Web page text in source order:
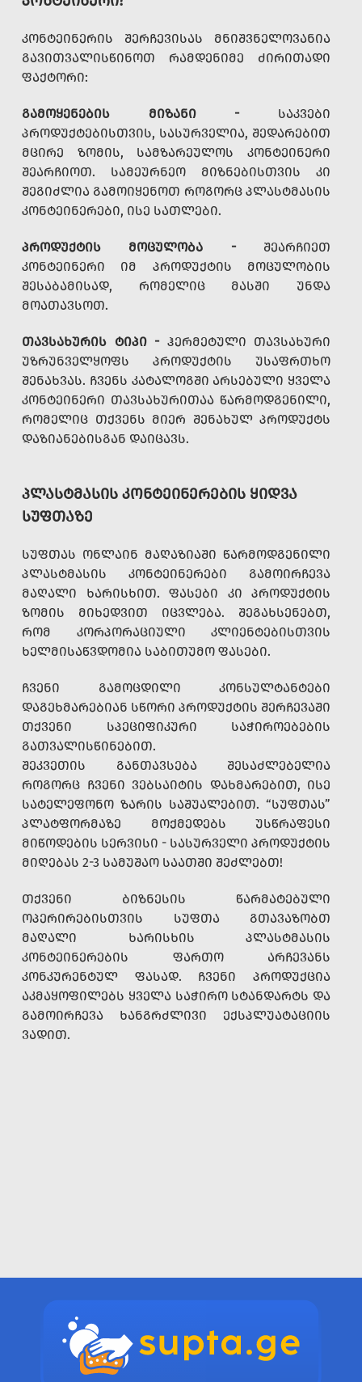
ᲙᲝᲜᲢᲔᲘᲜᲔᲠᲘᲡ ᲨᲔᲠᲩᲔᲕᲘᲡᲐᲡ ᲛᲜᲘᲨᲕᲜᲔᲚᲝᲕᲐᲜᲘᲐ
ᲒᲐᲕᲘᲗᲕᲐᲚᲘᲡᲬᲘᲜᲝᲗ ᲠᲐᲛᲓᲔᲜᲘᲛᲔ ᲫᲘᲠᲘᲗᲐᲓᲘ
ᲤᲐᲥᲢᲝᲠᲘ:
ᲒᲐᲛᲝᲧᲔᲜᲔᲑᲘᲡ ᲛᲘᲖᲐᲜᲘ - ᲡᲐᲙᲕᲔᲑᲘ
ᲞᲠᲝᲓᲣᲥᲢᲔᲑᲘᲡᲗᲕᲘᲡ, ᲡᲐᲡᲣᲠᲕᲔᲚᲘᲐ, ᲨᲔᲓᲐᲠᲔᲑᲘᲗ
ᲛᲪᲘᲠᲔ ᲖᲝᲛᲘᲡ, ᲡᲐᲛᲖᲐᲠᲔᲣᲚᲝᲡ ᲙᲝᲜᲢᲔᲘᲜᲔᲠᲘ
ᲨᲔᲐᲠᲩᲘᲝᲗ. ᲡᲐᲛᲔᲣᲠᲜᲔᲝ ᲛᲘᲖᲜᲔᲑᲘᲡᲗᲕᲘᲡ ᲙᲘ
ᲨᲔᲒᲘᲫᲚᲘᲐ ᲒᲐᲛᲝᲘᲧᲔᲜᲝᲗ ᲠᲝᲒᲝᲠᲪ ᲞᲚᲐᲡᲢᲛᲐᲡᲘᲡ
ᲙᲝᲜᲢᲔᲘᲜᲔᲠᲔᲑᲘ, ᲘᲡᲔ ᲡᲐᲗᲚᲔᲑᲘ.
ᲞᲠᲝᲓᲣᲥᲢᲘᲡ ᲛᲝᲪᲣᲚᲝᲑᲐ - ᲨᲔᲐᲠᲩᲘᲔᲗ
ᲙᲝᲜᲢᲔᲘᲜᲔᲠᲘ ᲘᲛ ᲞᲠᲝᲓᲣᲥᲢᲘᲡ ᲛᲝᲪᲣᲚᲝᲑᲘᲡ
ᲨᲔᲡᲐᲑᲐᲛᲘᲡᲐᲓ, ᲠᲝᲛᲔᲚᲘᲪ ᲛᲐᲡᲨᲘ ᲣᲜᲓᲐ
ᲛᲝᲐᲗᲐᲕᲡᲝᲗ.
ᲗᲐᲕᲡᲐᲮᲣᲠᲘᲡ ᲢᲘᲞᲘ -ᲰᲔᲠᲛᲔᲢᲣᲚᲘ ᲗᲐᲕᲡᲐᲮᲣᲠᲘ
ᲣᲖᲠᲣᲜᲕᲔᲚᲧᲝᲤᲡ ᲞᲠᲝᲓᲣᲥᲢᲘᲡ ᲣᲡᲐᲤᲠᲗᲮᲝ
ᲨᲔᲜᲐᲮᲕᲐᲡ. ᲩᲕᲔᲜᲡ ᲙᲐᲢᲐᲚᲝᲒᲨᲘ ᲐᲠᲡᲔᲑᲣᲚᲘ ᲧᲕᲔᲚᲐ
ᲙᲝᲜᲢᲔᲘᲜᲔᲠᲘ ᲗᲐᲕᲡᲐᲮᲣᲠᲘᲗᲐᲐ ᲬᲐᲠᲛᲝᲓᲒᲔᲜᲘᲚᲘ,
ᲠᲝᲛᲔᲚᲘᲪ ᲗᲥᲕᲔᲜᲡ ᲛᲘᲔᲠ ᲨᲔᲜᲐᲮᲣᲚ ᲞᲠᲝᲓᲣᲥᲢᲡ
ᲓᲐᲖᲘᲐᲜᲔᲑᲘᲡᲒᲐᲜ ᲓᲐᲘᲪᲐᲕᲡ.
ᲞᲚᲐᲡᲢᲛᲐᲡᲘᲡ ᲙᲝᲜᲢᲔᲘᲜᲔᲠᲔᲑᲘᲡ ᲧᲘᲓᲕᲐ
ᲡᲣᲤᲗᲐᲖᲔ
ᲡᲣᲤᲗᲐᲡ ᲝᲜᲚᲐᲘᲜ ᲛᲐᲦᲐᲖᲘᲐᲨᲘ ᲬᲐᲠᲛᲝᲓᲒᲔᲜᲘᲚᲘ
ᲞᲚᲐᲡᲢᲛᲐᲡᲘᲡ ᲙᲝᲜᲢᲔᲘᲜᲔᲠᲔᲑᲘ ᲒᲐᲛᲝᲘᲠᲩᲔᲕᲐ
ᲛᲐᲦᲐᲚᲘ ᲮᲐᲠᲘᲡᲮᲘᲗ. ᲤᲐᲡᲔᲑᲘ ᲙᲘ ᲞᲠᲝᲓᲣᲥᲢᲘᲡ
ᲖᲝᲛᲘᲡ ᲛᲘᲮᲔᲓᲕᲘᲗ ᲘᲪᲕᲚᲔᲑᲐ. ᲨᲔᲒᲐᲮᲡᲔᲜᲔᲑᲗ,
ᲠᲝᲛ ᲙᲝᲠᲞᲝᲠᲐᲪᲘᲣᲚᲘ ᲙᲚᲘᲔᲜᲢᲔᲑᲘᲡᲗᲕᲘᲡ
ᲮᲔᲚᲛᲘᲡᲐᲬᲕᲓᲝᲛᲘᲐ ᲡᲐᲑᲘᲗᲣᲛᲝ ᲤᲐᲡᲔᲑᲘ.
ᲩᲕᲔᲜᲘ ᲒᲐᲛᲝᲪᲓᲘᲚᲘ ᲙᲝᲜᲡᲣᲚᲢᲐᲜᲢᲔᲑᲘ
ᲓᲐᲒᲔᲮᲛᲐᲠᲔᲑᲘᲐᲜ ᲡᲬᲝᲠᲘ ᲞᲠᲝᲓᲣᲥᲢᲘᲡ ᲨᲔᲠᲩᲔᲕᲐᲨᲘ
ᲗᲥᲕᲔᲜᲘ ᲡᲞᲔᲪᲘᲤᲘᲙᲣᲠᲘ ᲡᲐᲭᲘᲠᲝᲔᲑᲔᲑᲘᲡ
ᲒᲐᲗᲕᲐᲚᲘᲡᲬᲘᲜᲔᲑᲘᲗ.
ᲨᲔᲙᲕᲔᲗᲘᲡ ᲒᲐᲜᲗᲐᲕᲡᲔᲑᲐ ᲨᲔᲡᲐᲫᲚᲔᲑᲔᲚᲘᲐ
ᲠᲝᲒᲝᲠᲪ ᲩᲕᲔᲜᲘ ᲕᲔᲑᲡᲐᲘᲢᲘᲡ ᲓᲐᲮᲛᲐᲠᲔᲑᲘᲗ, ᲘᲡᲔ
ᲡᲐᲢᲔᲚᲔᲤᲝᲜᲝ ᲖᲐᲠᲘᲡ ᲡᲐᲨᲣᲐᲚᲔᲑᲘᲗ. “ᲡᲣᲤᲗᲐᲡ”
ᲞᲚᲐᲢᲤᲝᲠᲛᲐᲖᲔ ᲛᲝᲥᲛᲔᲓᲔᲑᲡ ᲣᲡᲬᲠᲐᲤᲔᲡᲘ
ᲛᲘᲬᲝᲓᲔᲑᲘᲡ ᲡᲔᲠᲕᲘᲡᲘ - ᲡᲐᲡᲣᲠᲕᲔᲚᲘ ᲞᲠᲝᲓᲣᲥᲢᲘᲡ
ᲛᲘᲦᲔᲑᲐᲡ 2-3 ᲡᲐᲛᲣᲨᲐᲝ ᲡᲐᲐᲗᲨᲘ ᲨᲔᲫᲚᲔᲑᲗ!
ᲗᲥᲕᲔᲜᲘ ᲑᲘᲖᲜᲔᲡᲘᲡ ᲬᲐᲠᲛᲐᲢᲔᲑᲣᲚᲘ
ᲝᲞᲔᲠᲘᲠᲔᲑᲘᲡᲗᲕᲘᲡ ᲡᲣᲤᲗᲐ ᲒᲗᲐᲕᲐᲖᲝᲑᲗ
ᲛᲐᲦᲐᲚᲘ ᲮᲐᲠᲘᲡᲮᲘᲡ ᲞᲚᲐᲡᲢᲛᲐᲡᲘᲡ
ᲙᲝᲜᲢᲔᲘᲜᲔᲠᲔᲑᲘᲡ ᲤᲐᲠᲗᲝ ᲐᲠᲩᲔᲕᲐᲜᲡ
ᲙᲝᲜᲙᲣᲠᲔᲜᲢᲣᲚ ᲤᲐᲡᲐᲓ. ᲩᲕᲔᲜᲘ ᲞᲠᲝᲓᲣᲥᲪᲘᲐ
ᲐᲙᲛᲐᲧᲝᲤᲘᲚᲔᲑᲡ ᲧᲕᲔᲚᲐ ᲡᲐᲭᲘᲠᲝ ᲡᲢᲐᲜᲓᲐᲠᲢᲡ ᲓᲐ
ᲒᲐᲛᲝᲘᲠᲩᲔᲕᲐ ᲮᲐᲜᲒᲠᲫᲚᲘᲕᲘ ᲔᲥᲡᲞᲚᲣᲐᲢᲐᲪᲘᲘᲡ
ᲕᲐᲓᲘᲗ.